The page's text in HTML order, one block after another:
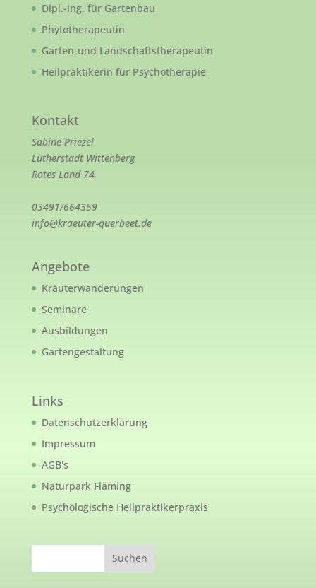
Dipl.-Ing. für Gartenbau
Phytotherapeutin
Garten-und Landschaftstherapeutin
Heilpraktikerin für Psychotherapie
Kontakt
Sabine Priezel
Lutherstadt Wittenberg
Rotes Land 74
03491/664359
info@kraeuter-querbeet.de
Angebote
Kräuterwanderungen
Seminare
Ausbildungen
Gartengestaltung
Links
Datenschutzerklärung
Impressum
AGB's
Naturpark Fläming
Psychologische Heilpraktikerpraxis